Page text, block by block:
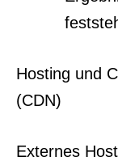
Hosting und
(CDN)
Externes